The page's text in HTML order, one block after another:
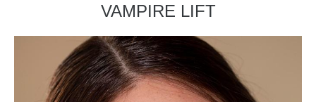
VAMPIRE LIFT